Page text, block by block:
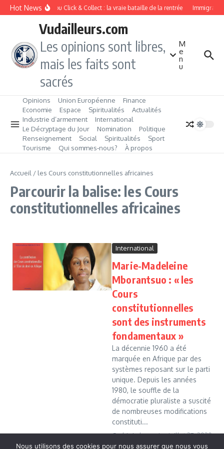
Aller au contenu
Hot NewsDrive ou Click & Collect : la vraie bataille de la rentrée
Vudailleurs.com
Les opinions sont libres,
mais les faits sont
sacrés
M
e
n
u
Opinions Union Européenne
Finance
Economie
Espace Spiritualités
Actualités
Industrie d’armement
International
Le Décryptage du Jour
Nomination
Politique
Renseignement
Social Spiritualités
Sport
Tourisme
Qui sommes‑nous? À propos
Accueil / les Cours constitutionnelles africaines
Parcourir la balise: les Cours
constitutionnelles africaines
International
Marie-Madeleine
Mborantsuo : « les
Cours
constitutionnelles
sont des instruments
fondamentaux »
La décennie 1960 a été
marquée en Afrique par des
systèmes reposant sur le parti
unique. Depuis les années
1980, le souffle de la
démocratie pluraliste a suscité
de nombreuses modifications
constituti...
Cedric Leboussi juillet 27, 2020
Nous utilisons des cookies pour nous assurer que nous vous